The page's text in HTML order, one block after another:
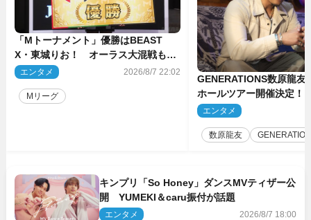
「Mトーナメント」優勝はBEAST
X・東城りお！ オーラス大混戦も最
後は自ら和了って幕引き
エンタメ 2026/8/7 22:02
Mリーグ
GENERATIONS数原龍友
ホールツアー開催決定
た瞬間を、音に乗せてお
エンタメ
数原龍友
キンプリ「So Honey」ダンスMVティザー公
開 YUMEKI＆caru振付が話題
エンタメ 2026/8/7 18:00